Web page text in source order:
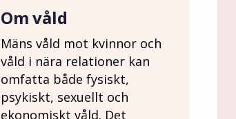
Om våld
Mäns våld mot kvinnor och
våld i nära relationer kan
omfatta både fysiskt,
psykiskt, sexuellt och
ekonomiskt våld. Det